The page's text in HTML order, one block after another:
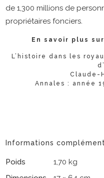
de 1,300 millions de
propriétaires fonciers.
En savoir plus
L’histoire dans les
Claude-
Annales : année
Informations
Poids
1,70 kg